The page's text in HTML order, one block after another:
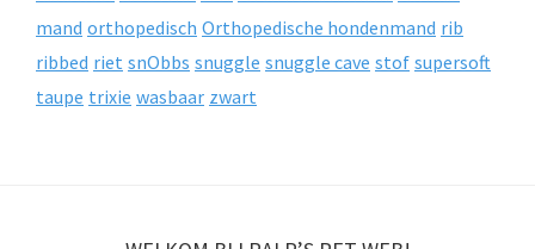
mand orthopedisch Orthopedische hondenmand rib
ribbed riet snObbs snuggle snuggle cave stof supersoft
taupe trixie wasbaar zwart